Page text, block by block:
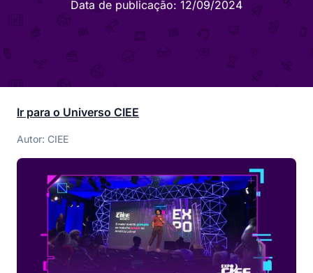
Data de publicação: 12/09/2024
Ir para o Universo CIEE
Autor: CIEE